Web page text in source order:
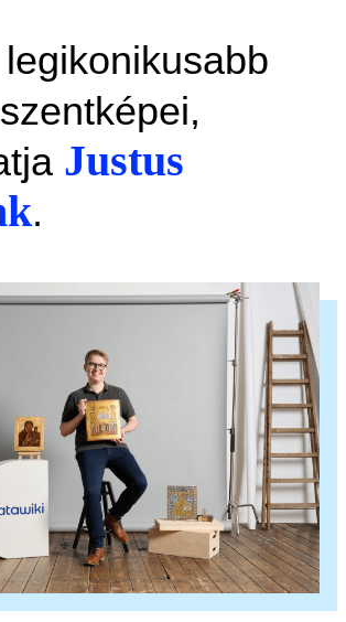
Justus
.